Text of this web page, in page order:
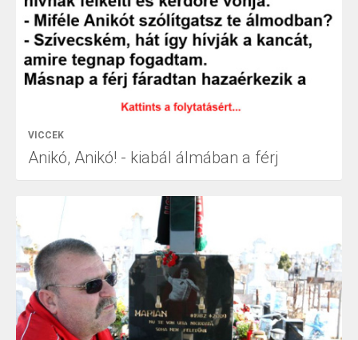
VICCEK
Anikó, Anikó! - kiabál álmában a férj